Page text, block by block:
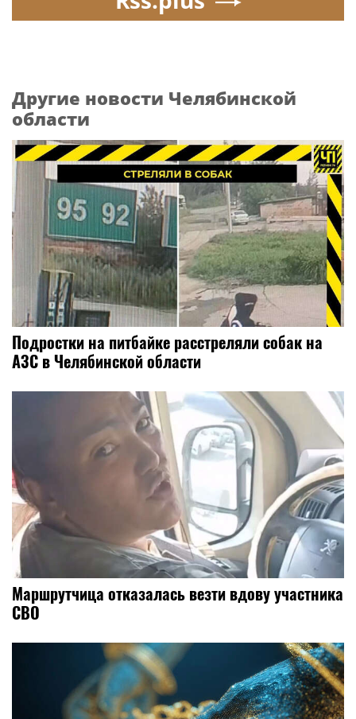
Другие новости Челябинской
области
Подростки на питбайке расстреляли собак на
АЗС в Челябинской области
Маршрутчица отказалась везти вдову участника
СВО